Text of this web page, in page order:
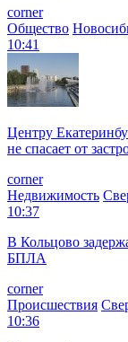
corner
Общество
10:41
Центру
не спасает от
corner
Недвижимость
10:37
В Кольцово
БПЛА
corner
Происшествия
10:36